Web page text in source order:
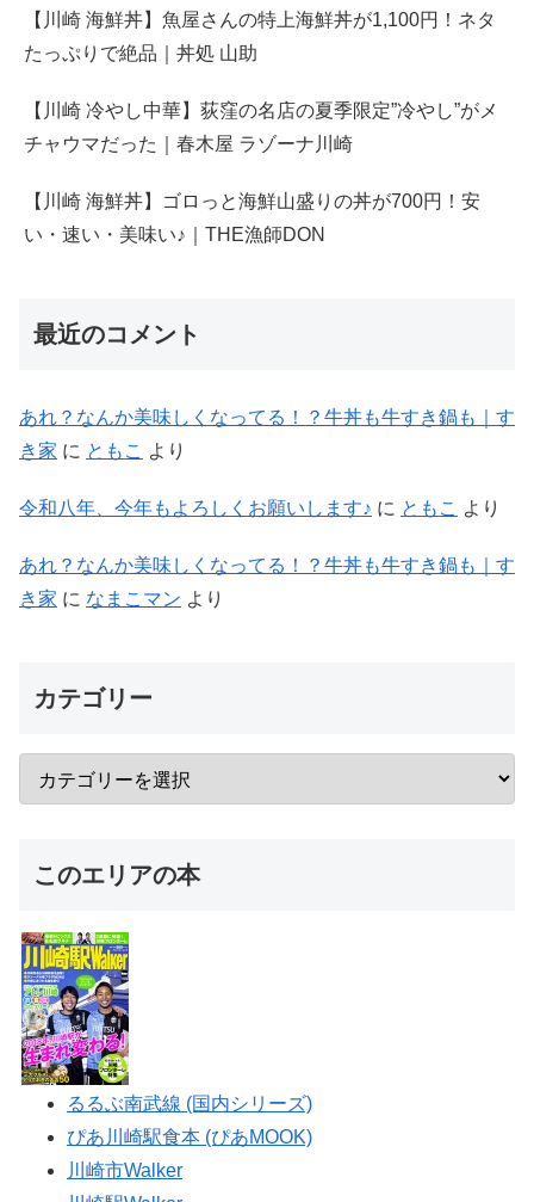
【川崎 海鮮丼】魚屋さんの特上海鮮丼が1,100円！ネタ
たっぷりで絶品｜丼処 山助
【川崎 冷やし中華】荻窪の名店の夏季限定”冷やし”がメ
チャウマだった｜春木屋 ラゾーナ川崎
【川崎 海鮮丼】ゴロっと海鮮山盛りの丼が700円！安
い・速い・美味い♪｜THE漁師DON
最近のコメント
あれ？なんか美味しくなってる！？牛丼も牛すき鍋も｜す
き家 に ともこ より
令和八年、今年もよろしくお願いします♪ に ともこ より
あれ？なんか美味しくなってる！？牛丼も牛すき鍋も｜す
き家 に なまこマン より
カテゴリー
このエリアの本
るるぶ南武線 (国内シリーズ)
ぴあ川崎駅食本 (ぴあMOOK)
川崎市Walker